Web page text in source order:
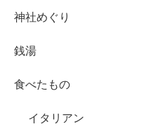
神社めぐり
銭湯
食べたもの
イタリアン